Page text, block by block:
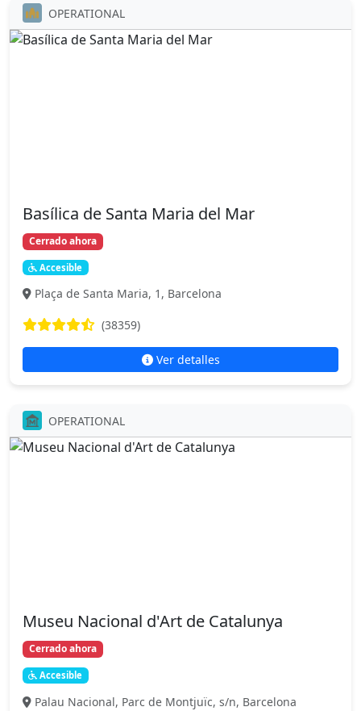
OPERATIONAL
Basílica de Santa Maria del Mar
Cerrado ahora
Accesible
Plaça de Santa Maria, 1, Barcelona
(38359)
Ver detalles
OPERATIONAL
Museu Nacional d'Art de Catalunya
Cerrado ahora
Accesible
Palau Nacional, Parc de Montjuïc, s/n, Barcelona